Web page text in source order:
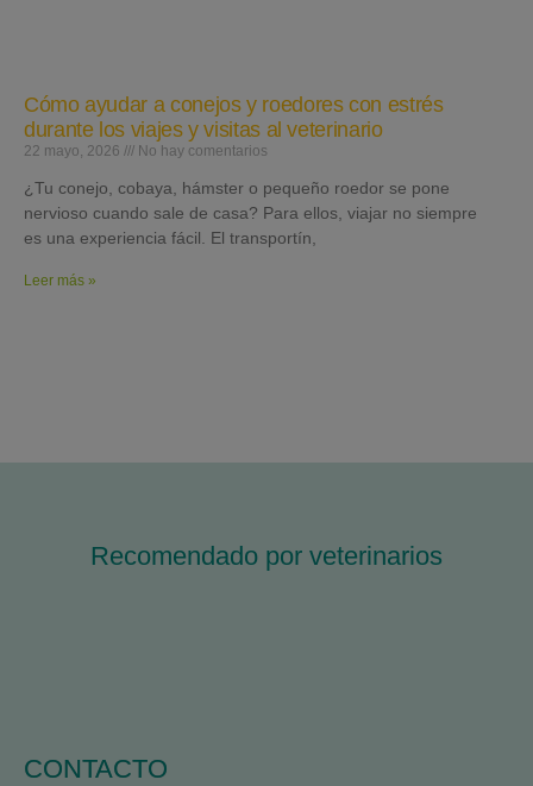
Cómo ayudar a conejos y roedores con estrés
durante los viajes y visitas al veterinario
22 mayo, 2026 No hay comentarios
¿Tu conejo, cobaya, hámster o pequeño roedor se pone
nervioso cuando sale de casa? Para ellos, viajar no siempre
es una experiencia fácil. El transportín,
Leer más »
Recomendado por veterinarios
CONTACTO